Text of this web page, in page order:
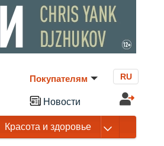
Покупателям
Новости
RU
Красота и здоровье